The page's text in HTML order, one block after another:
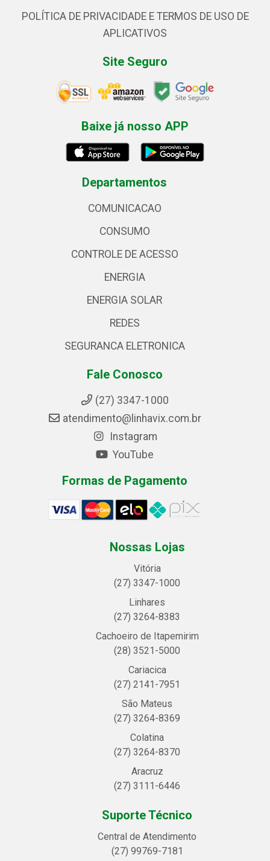
POLÍTICA DE PRIVACIDADE E TERMOS DE USO DE
APLICATIVOS
Site Seguro
Baixe já nosso APP
Departamentos
COMUNICACAO
CONSUMO
CONTROLE DE ACESSO
ENERGIA
ENERGIA SOLAR
REDES
SEGURANCA ELETRONICA
Fale Conosco
(27) 3347-1000
atendimento@linhavix.com.br
Instagram
YouTube
Formas de Pagamento
Nossas Lojas
Vitória
(27) 3347-1000
Linhares
(27) 3264-8383
Cachoeiro de Itapemirim
(28) 3521-5000
Cariacica
(27) 2141-7951
São Mateus
(27) 3264-8369
Colatina
(27) 3264-8370
Aracruz
(27) 3111-6446
Suporte Técnico
Central de Atendimento
(27) 99769-7181